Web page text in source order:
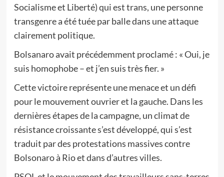
Socialisme et Liberté) qui est trans, une personne
transgenre a été tuée par balle dans une attaque
clairement politique.
Bolsanaro avait précédemment proclamé : « Oui, je
suis homophobe – et j’en suis très fier. »
Cette victoire représente une menace et un défi
pour le mouvement ouvrier et la gauche. Dans les
dernières étapes de la campagne, un climat de
résistance croissante s’est développé, qui s’est
traduit par des protestations massives contre
Bolsonaro à Rio et dans d’autres villes.